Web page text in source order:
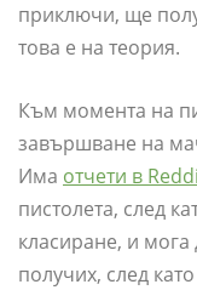
приключи, ще
това е на теория.
Към момента на
завършване на
Има отчети в
пистолета, след
класиране, и мога
получих, след